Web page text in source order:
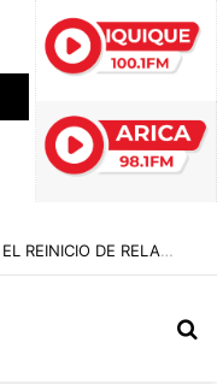
CHILE Y VENEZUELA OFICIALIZAN EL REINICIO DE RELACIONES CONSULARES Y AVANZAN HACIA LA NORMALIZACIÓN DE VÍNCULOS BILATERALES